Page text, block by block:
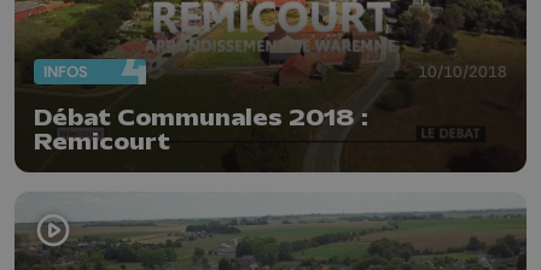
INFOS 10/10/2018
Débat Communales 2018 :
Remicourt